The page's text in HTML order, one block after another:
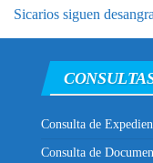
Sicarios siguen
Consulta de
Consulta de